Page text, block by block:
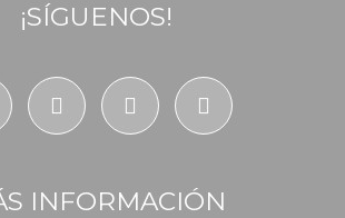
¡SÍGUENOS!
INFORMACIÓN